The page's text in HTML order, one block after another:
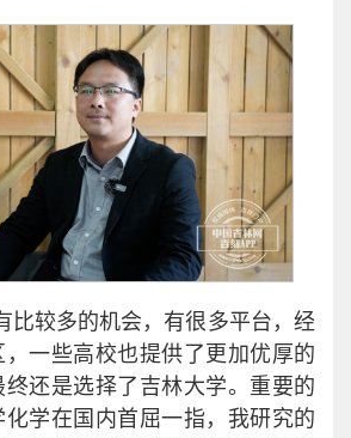
比较多的机会，有很多平台，经
一些高校也提供了更加优厚的
还是选择了吉林大学。重要的
学在国内首屈一指，我研究的